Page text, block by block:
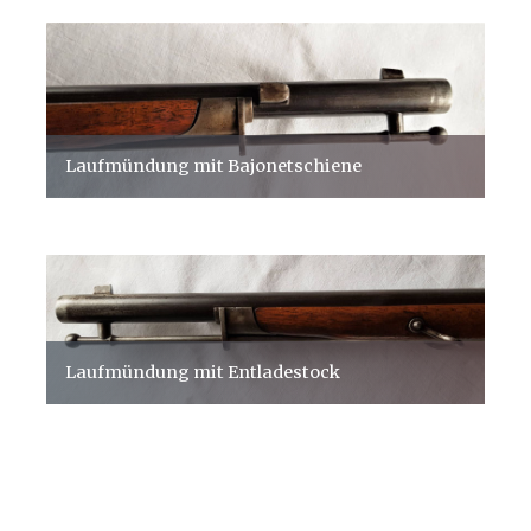
Laufmündung mit Bajonetschiene
Laufmündung mit Entladestock